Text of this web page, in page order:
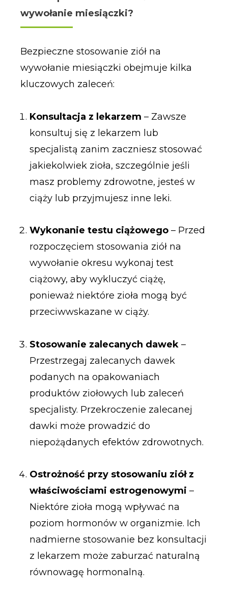
wywołanie miesiączki?
Bezpieczne stosowanie ziół na
wywołanie miesiączki obejmuje kilka
kluczowych zaleceń:
Konsultacja z lekarzem – Zawsze
konsultuj się z lekarzem lub
specjalistą zanim zaczniesz stosować
jakiekolwiek zioła, szczególnie jeśli
masz problemy zdrowotne, jesteś w
ciąży lub przyjmujesz inne leki.
Wykonanie testu ciążowego– Przed
rozpoczęciem stosowania ziół na
wywołanie okresu wykonaj test
ciążowy, aby wykluczyć ciążę,
ponieważ niektóre zioła mogą być
przeciwwskazane w ciąży.
Stosowanie zalecanych dawek–
Przestrzegaj zalecanych dawek
podanych na opakowaniach
produktów ziołowych lub zaleceń
specjalisty. Przekroczenie zalecanej
dawki może prowadzić do
niepożądanych efektów zdrowotnych.
Ostrożność przy stosowaniu ziół z
właściwościami estrogenowymi –
Niektóre zioła mogą wpływać na
poziom hormonów w organizmie. Ich
nadmierne stosowanie bez konsultacji
z lekarzem może zaburzać naturalną
równowagę hormonalną.